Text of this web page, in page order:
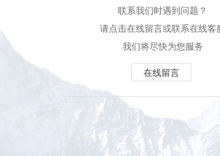
联系我们时遇到问题？
请点击在线留言或联系在线客
我们将尽快为您服务
在线留言